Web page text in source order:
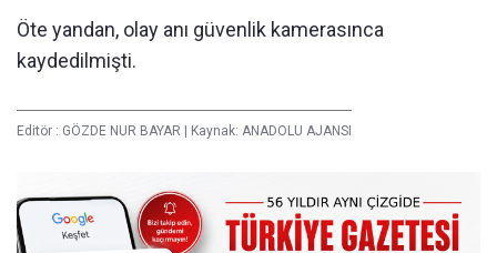
Öte yandan, olay anı güvenlik kamerasınca
kaydedilmişti.
Editör : GÖZDE NUR BAYAR Kaynak: ANADOLU AJANSI